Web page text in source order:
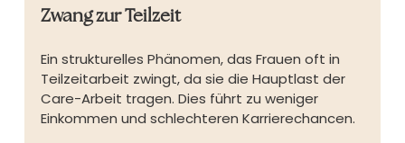
Zwang zur Teilzeit
Ein strukturelles Phänomen, das Frauen oft in
Teilzeitarbeit zwingt, da sie die Hauptlast der
Care-Arbeit tragen. Dies führt zu weniger
Einkommen und schlechteren Karrierechancen.